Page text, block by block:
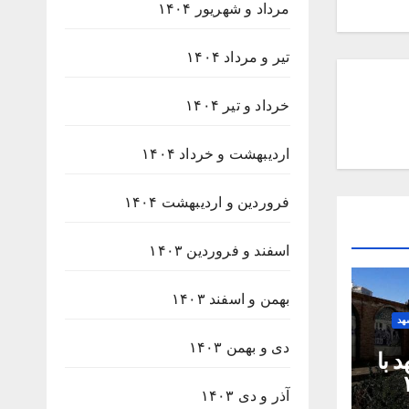
با
مرداد و شهریور ۱۴۰۴
تیر و مرداد ۱۴۰۴
خرداد و تیر ۱۴۰۴
اردیبهشت و خرداد ۱۴۰۴
فروردین و اردیبهشت ۱۴۰۴
اسفند و فروردین ۱۴۰۳
بهمن و اسفند ۱۴۰۳
دی و بهمن ۱۴۰۳
آذر و دی ۱۴۰۳